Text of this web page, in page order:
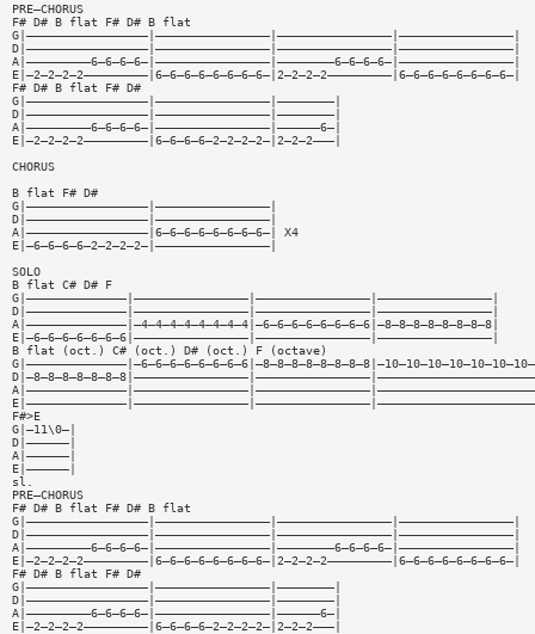
PRE—CHORUS
F# D# B flat F# D# B flat
G|—————————————————|————————————————|————————————————|————————————————|
D|—————————————————|————————————————|————————————————|————————————————|
A|—————————6—6—6—6—|————————————————|————————6—6—6—6—|————————————————|
E|—2—2—2—2—————————|6—6—6—6—6—6—6—6—|2—2—2—2—————————|6—6—6—6—6—6—6—6—|
F# D# B flat F# D#
G|—————————————————|————————————————|————————|
D|—————————————————|————————————————|————————|
A|—————————6—6—6—6—|————————————————|——————6—|
E|—2—2—2—2—————————|6—6—6—6—2—2—2—2—|2—2—2———|
CHORUS
B flat F# D#
G|—————————————————|————————————————|
D|—————————————————|————————————————|
A|—————————————————|6—6—6—6—6—6—6—6—| X4
E|—6—6—6—6—2—2—2—2—|————————————————|
SOLO
B flat C# D# F
G|——————————————|————————————————|————————————————|————————————————|
D|——————————————|————————————————|————————————————|————————————————|
A|——————————————|—4—4—4—4—4—4—4—4|—6—6—6—6—6—6—6—6|—8—8—8—8—8—8—8—8|
E|—6—6—6—6—6—6—6|————————————————|————————————————|————————————————|
B flat (oct.) C# (oct.) D# (oct.) F (octave)
F#>E
G|—11\0—|
D|——————|
A|——————|
E|——————|
sl.
PRE—CHORUS
F# D# B flat F# D# B flat
G|—————————————————|————————————————|————————————————|————————————————|
D|—————————————————|————————————————|————————————————|————————————————|
A|—————————6—6—6—6—|————————————————|————————6—6—6—6—|————————————————|
E|—2—2—2—2—————————|6—6—6—6—6—6—6—6—|2—2—2—2—————————|6—6—6—6—6—6—6—6—|
F# D# B flat F# D#
G|—————————————————|————————————————|————————|
D|—————————————————|————————————————|————————|
A|—————————6—6—6—6—|————————————————|——————6—|
E|—2—2—2—2—————————|6—6—6—6—2—2—2—2—|2—2—2———|